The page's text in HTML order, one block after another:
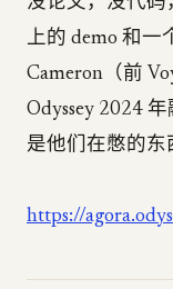
上的 demo 和一
Cameron（前
Odyssey 2024
是他们在憋的东
https://